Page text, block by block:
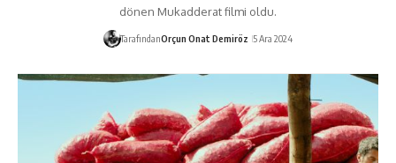
dönen Mukadderat filmi oldu.
TarafındanOrçun Onat Demiröz 5 Ara 2024